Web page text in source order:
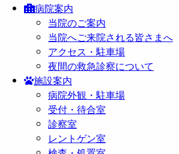
病院案内
当院のご案内
当院へご来院される皆さまへ
アクセス・駐車場
夜間の救急診察について
施設案内
病院外観・駐車場
受付・待合室
診察室
レントゲン室